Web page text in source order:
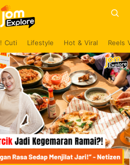
Cuti Lifestyle Hot & Viral Reels